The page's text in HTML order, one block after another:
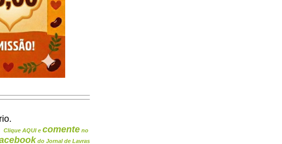
Clique AQUI e comente no
do Jornal de Lavras